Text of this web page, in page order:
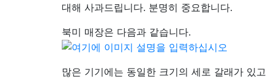
대해 사과드립니다. 분명히 중요합니다.
북미 매장은 다음과 같습니다.
많은 기기에는 동일한 크기의 세로 갈래가 있고